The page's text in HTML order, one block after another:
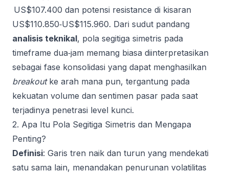
US$107.400 dan potensi resistance di kisaran
US$110.850‑US$115.960. Dari sudut pandang
analisis teknikal, pola segitiga simetris pada
timeframe dua‑jam memang biasa diinterpretasikan
sebagai fase konsolidasi yang dapat menghasilkan
breakoutke arah mana pun, tergantung pada
kekuatan volume dan sentimen pasar pada saat
terjadinya penetrasi level kunci.
2. Apa Itu Pola Segitiga Simetris dan Mengapa
Penting?
Definisi: Garis tren naik dan turun yang mendekati
satu sama lain, menandakan penurunan volatilitas